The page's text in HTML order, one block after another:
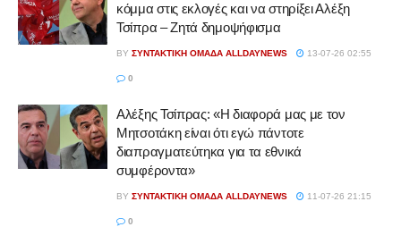
κόμμα στις εκλογές και να στηρίξει Αλέξη
Τσίπρα – Ζητά δημοψήφισμα
BY ΣΥΝΤΑΚΤΙΚΉ ΟΜΆΔΑ ALLDAYNEWS 13-07-26 02:55
0
Αλέξης Τσίπρας: «Η διαφορά μας με τον
Μητσοτάκη είναι ότι εγώ πάντοτε
διαπραγματεύτηκα για τα εθνικά
συμφέροντα»
BY ΣΥΝΤΑΚΤΙΚΉ ΟΜΆΔΑ ALLDAYNEWS 11-07-26 21:15
0